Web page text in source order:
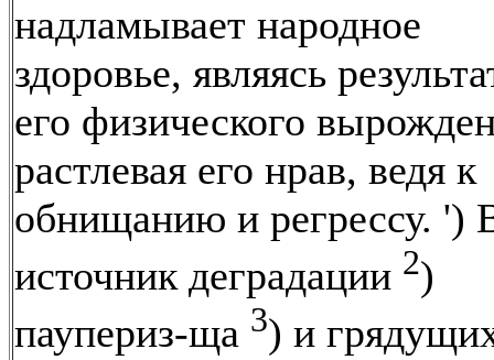
надламывает народное
здоровье, являясь
его физического
растлевая его нрав, ведя к
обнищанию и регрессу. ')
источник деградации 2)
паупериз-ща 3) и